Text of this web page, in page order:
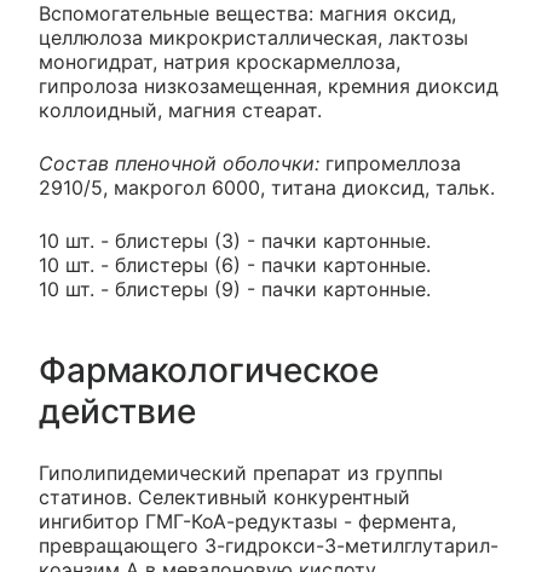
Вспомогательные вещества: магния оксид,
целлюлоза микрокристаллическая, лактозы
моногидрат, натрия кроскармеллоза,
гипролоза низкозамещенная, кремния диоксид
коллоидный, магния стеарат.
Состав пленочной оболочки: гипромеллоза
2910/5, макрогол 6000, титана диоксид, тальк.
10 шт. - блистеры (3) - пачки картонные.
10 шт. - блистеры (6) - пачки картонные.
10 шт. - блистеры (9) - пачки картонные.
Фармакологическое
действие
Гиполипидемический препарат из группы
статинов. Селективный конкурентный
ингибитор ГМГ-КоА-редуктазы - фермента,
превращающего 3-гидрокси-3-метилглутарил-